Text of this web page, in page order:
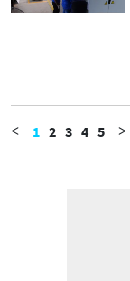
< 1 2 3 4 5 >